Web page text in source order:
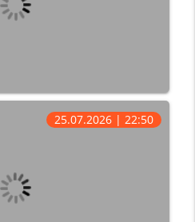
25.07.2026 | 22:50